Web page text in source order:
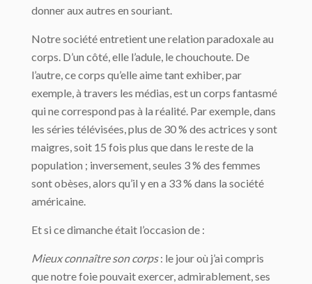
donner aux autres en souriant.
Notre société entretient une relation paradoxale au
corps. D’un côté, elle l’adule, le chouchoute. De
l’autre, ce corps qu’elle aime tant exhiber, par
exemple, à travers les médias, est un corps fantasmé
qui ne correspond pas à la réalité. Par exemple, dans
les séries télévisées, plus de 30 % des actrices y sont
maigres, soit 15 fois plus que dans le reste de la
population ; inversement, seules 3 % des femmes
sont obèses, alors qu’il y en a 33 % dans la société
américaine.
Et si ce dimanche était l’occasion de :
Mieux connaître son corps: le jour où j’ai compris
que notre foie pouvait exercer, admirablement, ses